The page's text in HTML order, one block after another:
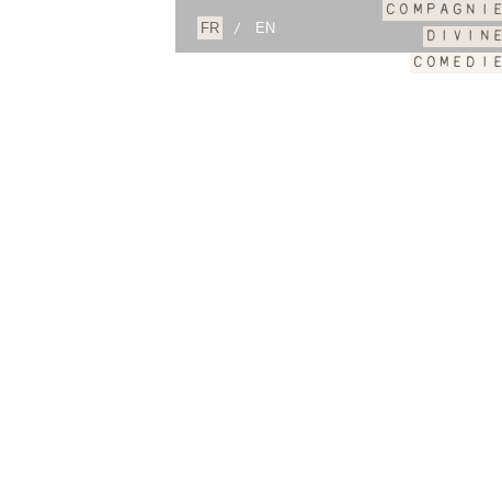
/
COMPAGNIE
DIVINE
COMEDIE